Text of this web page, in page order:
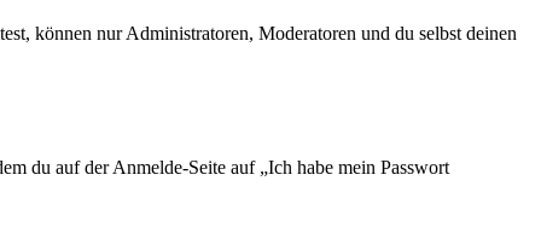
können nur Administratoren, Moderatoren und du selbst deinen
du auf der Anmelde-Seite auf „Ich habe mein Passwort